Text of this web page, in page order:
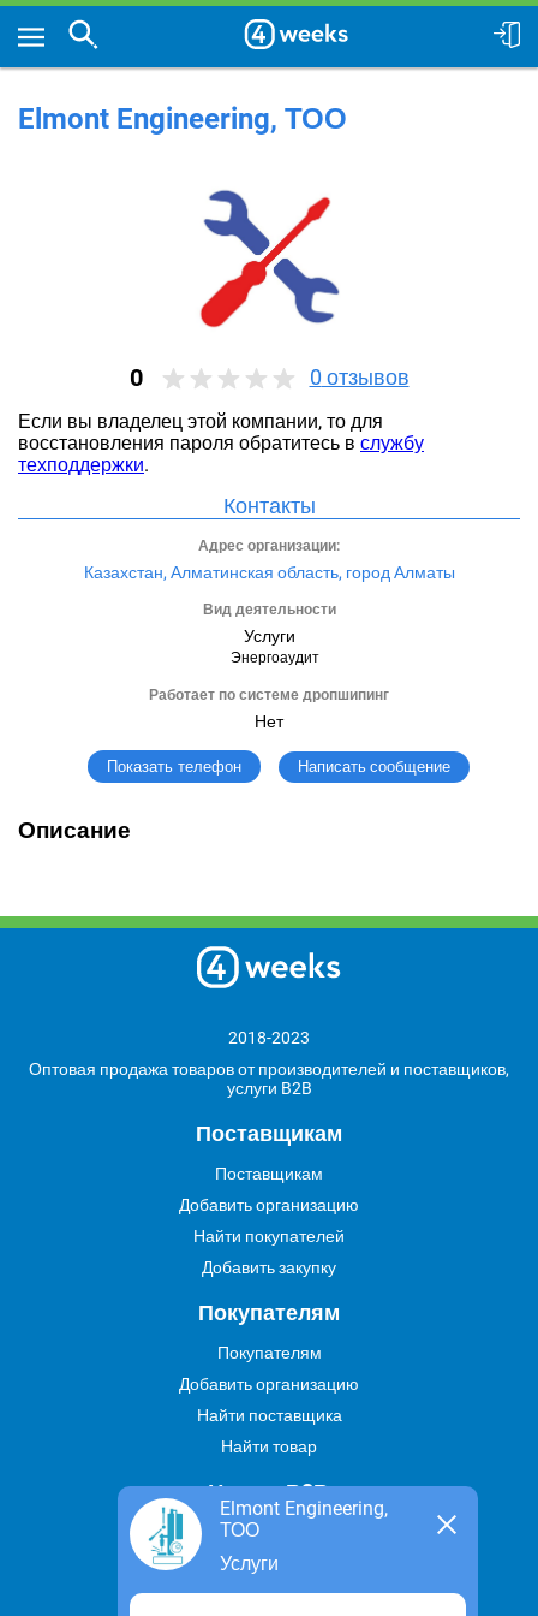
Elmont Engineering, ТОО
0 0 отзывов
Если вы владелец этой компании, то для
восстановления пароля обратитесь в службу
техподдержки.
Контакты
Адрес организации:
Казахстан, Алматинская область, город Алматы
Вид деятельности
Услуги
Энергоаудит
Работает по системе дропшипинг
Нет
Показать телефон Написать сообщение
Описание
Elmont Engineering,
ТОО
Услуги
2018-2023
Оптовая продажа товаров от производителей и поставщиков,
услуги B2B
Поставщикам
Поставщикам
Добавить организацию
Найти покупателей
Добавить закупку
Покупателям
Покупателям
Добавить организацию
Найти поставщика
Найти товар
Услуги В2В
Найти услугу
Предложить свою услугу
Дропшиппинг